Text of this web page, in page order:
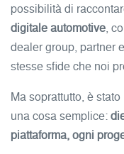
possibilità di
digitale automotive,
dealer group, partner
stesse sfide che noi
Ma soprattutto, è
una cosa semplice:
piattaforma, ogni